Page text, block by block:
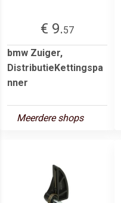
€ 9.57
bmw Zuiger,
DistributieKettingspa
nner
Meerdere shops